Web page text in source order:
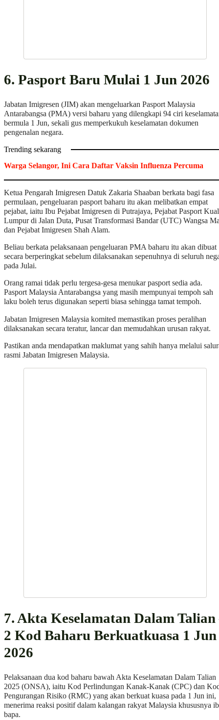
6. Pasport Baru Mulai 1 Jun 2026
Jabatan Imigresen (JIM) akan mengeluarkan Pasport Malaysia
Antarabangsa (PMA) versi baharu yang dilengkapi 94 ciri
bermula 1 Jun, sekali gus memperkukuh keselamatan dokumen
pengenalan negara.
Trending sekarang
Warga Selangor, Ini Cara Daftar Vaksin Influenza Percuma
Ketua Pengarah Imigresen Datuk Zakaria Shaaban berkata bagi fasa
permulaan, pengeluaran pasport baharu itu akan melibatkan empat
pejabat, iaitu Ibu Pejabat Imigresen di Putrajaya, Pejabat Pasport
Lumpur di Jalan Duta, Pusat Transformasi Bandar (UTC) Wangsa
dan Pejabat Imigresen Shah Alam.
Beliau berkata pelaksanaan pengeluaran PMA baharu itu akan dibuat
secara berperingkat sebelum dilaksanakan sepenuhnya di seluruh
pada Julai.
Orang ramai tidak perlu tergesa-gesa menukar pasport sedia ada.
Pasport Malaysia Antarabangsa yang masih mempunyai tempoh sah
laku boleh terus digunakan seperti biasa sehingga tamat tempoh.
Jabatan Imigresen Malaysia komited memastikan proses peralihan
dilaksanakan secara teratur, lancar dan memudahkan urusan rakyat.
Pastikan anda mendapatkan maklumat yang sahih hanya melalui
rasmi Jabatan Imigresen Malaysia.
7. Akta Keselamatan Dalam Talian
2 Kod Baharu Berkuatkuasa 1 Jun
2026
Pelaksanaan dua kod baharu bawah Akta Keselamatan Dalam Talian
2025 (ONSA), iaitu Kod Perlindungan Kanak-Kanak (CPC) dan
Pengurangan Risiko (RMC) yang akan berkuat kuasa pada 1 Jun ini,
menerima reaksi positif dalam kalangan rakyat Malaysia khususnya
bapa.